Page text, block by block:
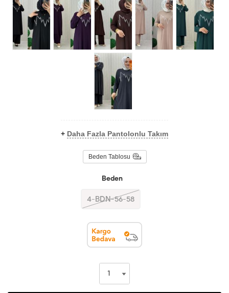
+ Daha Fazla Pantolonlu Takım
Beden Tablosu
Beden
4-BDN-56-58